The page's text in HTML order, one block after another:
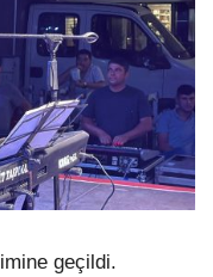
geçildi.